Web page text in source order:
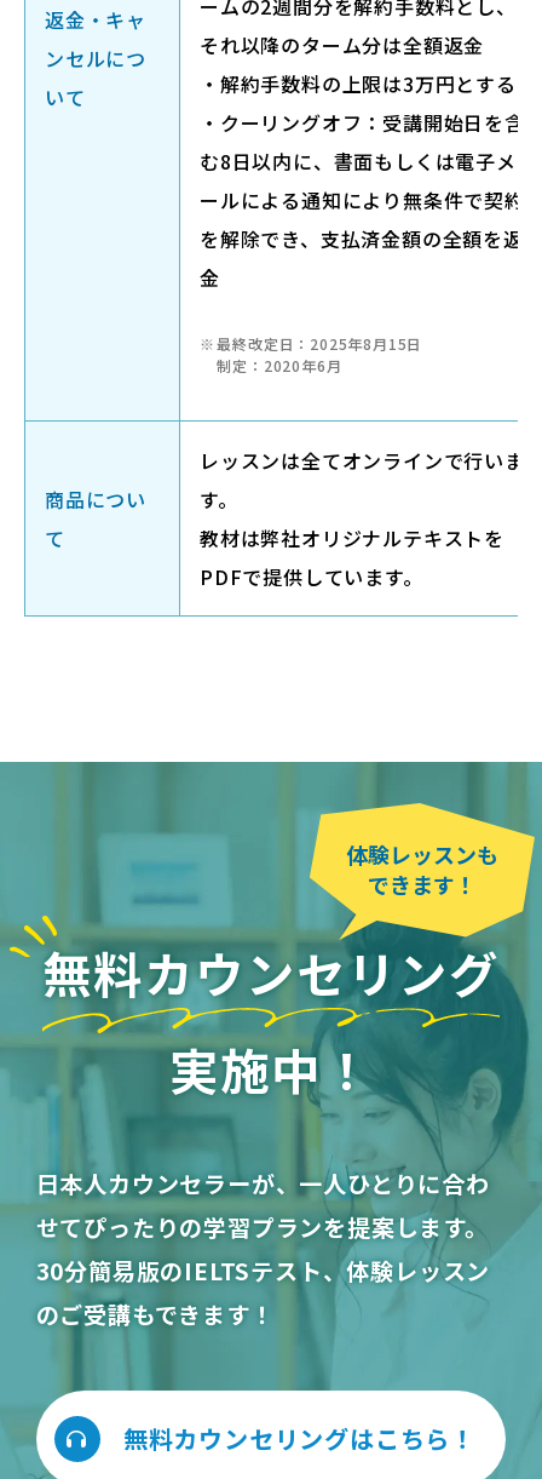
返金・キャ
ンセルにつ
いて
ームの2週間分を解約⼿数料とし、
それ以降のターム分は全額返⾦
・解約手数料の上限は3万円とする
・クーリングオフ：受講開始日を含
む8日以内に、書面もしくは電子メ
ールによる通知により無条件で契約
を解除でき、支払済金額の全額を返
金
最終改定日：2025年8月15日
制定：2020年6月
商品につい
て
レッスンは全てオンラインで行いま
す。
教材は弊社オリジナルテキストを
PDFで提供しています。
無料カウンセリング
実施中！
体験レッスンも
できます！
日本人カウンセラーが、一人ひとりに合わ
せてぴったりの学習プランを提案します。
30分簡易版のIELTSテスト、体験レッスン
のご受講もできます！
無料カウンセリングはこちら！